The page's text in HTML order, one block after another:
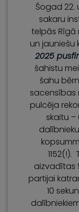
Šogad 22.
sakaru
telpās
un jauniešu
2025
šahistu
šahu
sacensības
pulcēja
skaitu
aizvadītas
partijai
10